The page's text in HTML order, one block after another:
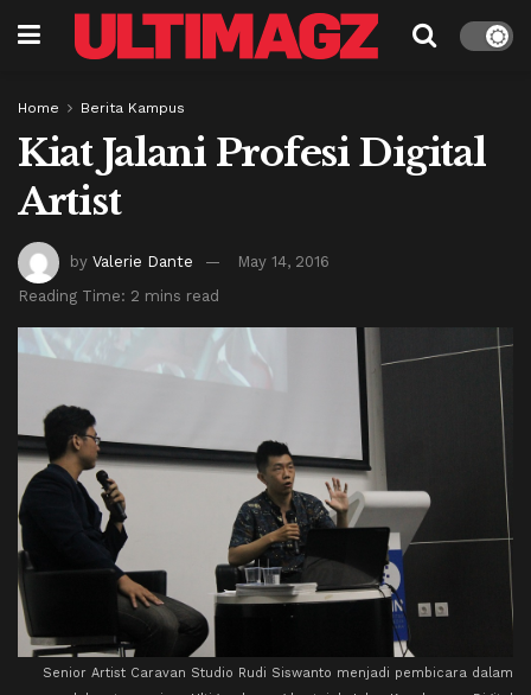
Home Berita Kampus
Kiat Jalani Profesi Digital
Artist
by Valerie Dante
May 14, 2016
Reading Time: 2 mins read
Senior Artist Caravan Studio Rudi Siswanto menjadi pembicara dalam